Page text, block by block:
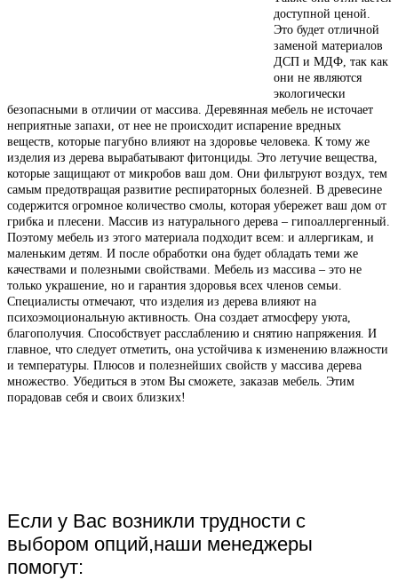
доступной ценой.
Это будет отличной
заменой материалов
ДСП и МДФ, так как
они не являются
экологически
безопасными в отличии от массива. Деревянная мебель не источает
неприятные запахи, от нее не происходит испарение вредных
веществ, которые пагубно влияют на здоровье человека. К тому же
изделия из дерева вырабатывают фитонциды. Это летучие вещества,
которые защищают от микробов ваш дом. Они фильтруют воздух, тем
самым предотвращая развитие респираторных болезней. В древесине
содержится огромное количество смолы, которая убережет ваш дом от
грибка и плесени. Массив из натурального дерева – гипоаллергенный.
Поэтому мебель из этого материала подходит всем: и аллергикам, и
маленьким детям. И после обработки она будет обладать теми же
качествами и полезными свойствами. Мебель из массива – это не
только украшение, но и гарантия здоровья всех членов семьи.
Специалисты отмечают, что изделия из дерева влияют на
психоэмоциональную активность. Она создает атмосферу уюта,
благополучия. Способствует расслаблению и снятию напряжения. И
главное, что следует отметить, она устойчива к изменению влажности
и температуры. Плюсов и полезнейших свойств у массива дерева
множество. Убедиться в этом Вы сможете, заказав мебель. Этим
порадовав себя и своих близких!
Если у Вас возникли трудности с
выбором опций,наши менеджеры
помогут: